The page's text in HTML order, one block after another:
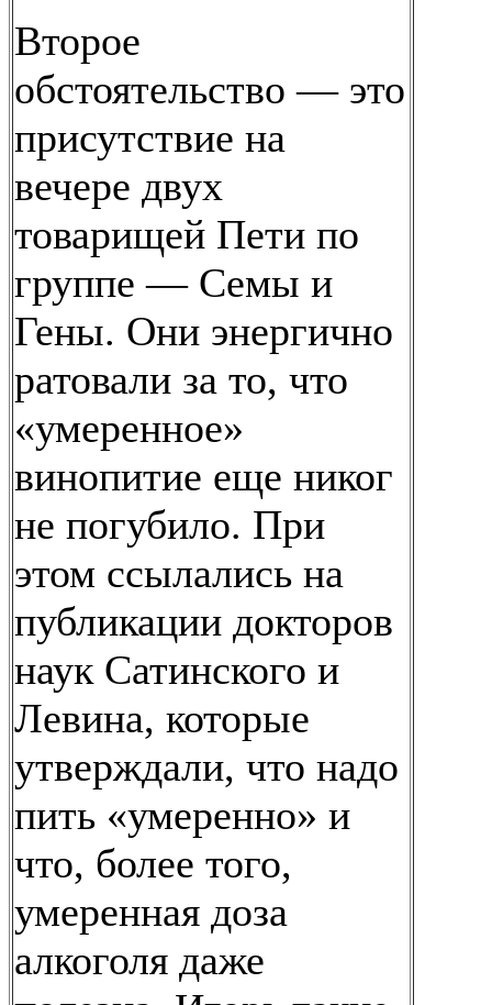
Второе
обстоятельство — это
присутствие на
вечере двух
товарищей Пети по
группе — Семы и
Гены. Они энергично
ратовали за то, что
«умеренное»
винопитие еще никог
не погубило. При
этом ссылались на
публикации докторов
наук Сатинского и
Левина, которые
утверждали, что надо
пить «умеренно» и
что, более того,
умеренная доза
алкоголя даже